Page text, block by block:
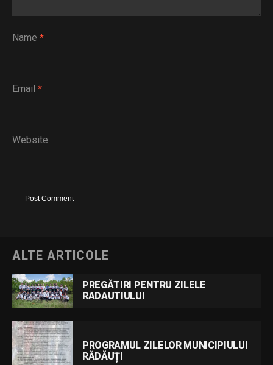
Name *
Email *
Website
ALTE ARTICOLE
PREGĂTIRI PENTRU ZILELE
RADAUTIULUI
PROGRAMUL ZILELOR MUNICIPIULUI
RĂDĂUȚI